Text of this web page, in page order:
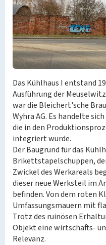
Das Kühlhaus I entstand
Ausführung der
war die Bleichert'sche
Wyhra AG. Es handelte
die in den
integriert wurde.
Der Baugrund für das
Brikettstapelschuppen,
Zwickel des Werkareals
dieser neue Werksteil im
befinden. Von dem roten
Umfassungsmauern mit
Trotz des ruinösen
Objekt eine wirtschafts-
Relevanz.